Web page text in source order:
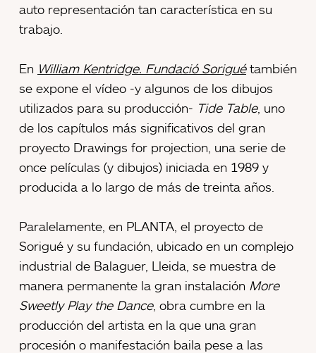
auto representación tan característica en su
trabajo.
En William Kentridge. Fundació Soriguétambién
se expone el vídeo -y algunos de los dibujos
utilizados para su producción- Tide Table, uno
de los capítulos más significativos del gran
proyecto Drawings for projection, una serie de
once películas (y dibujos) iniciada en 1989 y
producida a lo largo de más de treinta años.
Paralelamente, en PLANTA, el proyecto de
Sorigué y su fundación, ubicado en un complejo
industrial de Balaguer, Lleida, se muestra de
manera permanente la gran instalación More
Sweetly Play the Dance, obra cumbre en la
producción del artista en la que una gran
procesión o manifestación baila pese a las